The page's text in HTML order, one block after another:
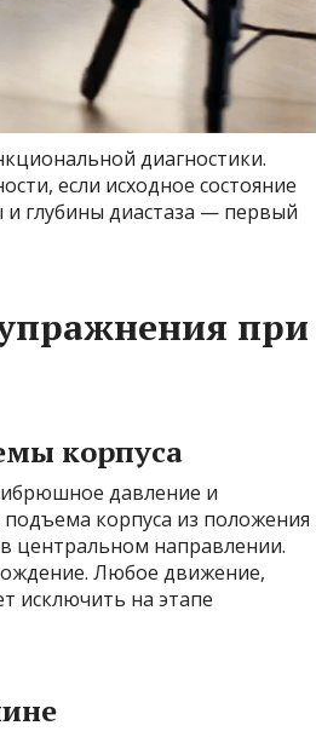
диагностики.
если исходное состояние
глубины диастаза — первый
при
корпуса
давление и
корпуса из положения
направлении.
Любое движение,
исключить на этапе